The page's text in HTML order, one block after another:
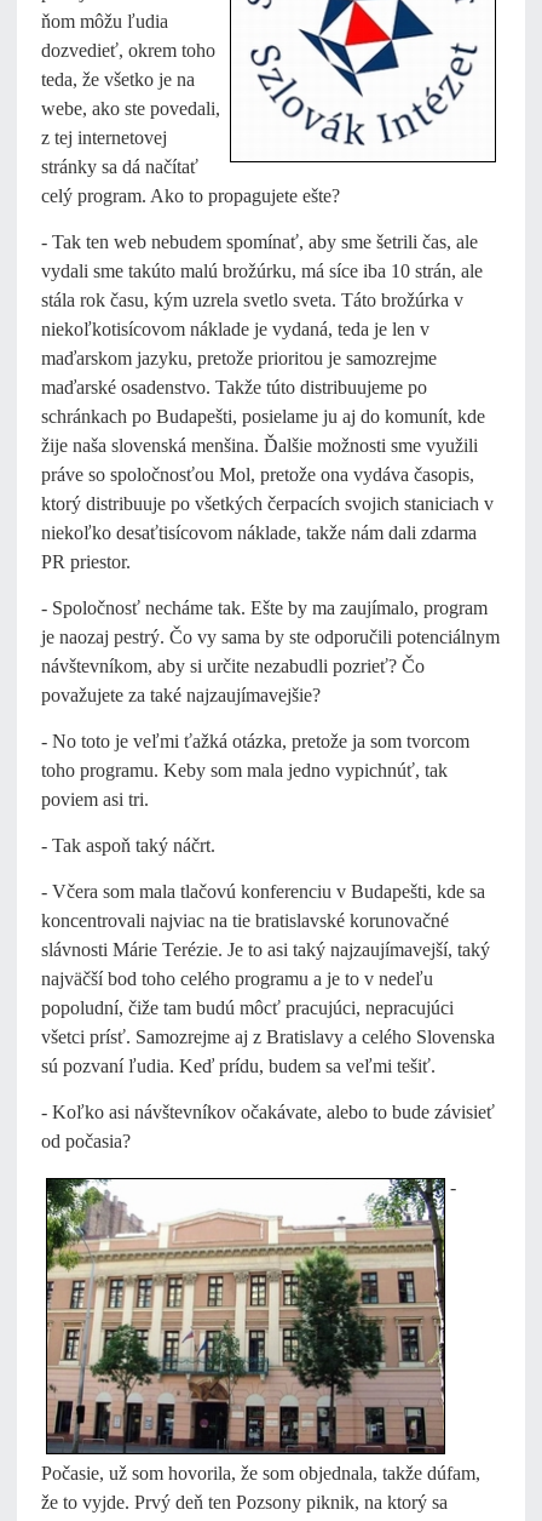
ňom môžu ľudia
dozvedieť, okrem toho
teda, že všetko je na
webe, ako ste povedali,
z tej internetovej
stránky sa dá načítať
celý program. Ako to propagujete ešte?
- Tak ten web nebudem spomínať, aby sme šetrili čas, ale
vydali sme takúto malú brožúrku, má síce iba 10 strán, ale
stála rok času, kým uzrela svetlo sveta. Táto brožúrka v
niekoľkotisícovom náklade je vydaná, teda je len v
maďarskom jazyku, pretože prioritou je samozrejme
maďarské osadenstvo. Takže túto distribuujeme po
schránkach po Budapešti, posielame ju aj do komunít, kde
žije naša slovenská menšina. Ďalšie možnosti sme využili
práve so spoločnosťou Mol, pretože ona vydáva časopis,
ktorý distribuuje po všetkých čerpacích svojich staniciach v
niekoľko desaťtisícovom náklade, takže nám dali zdarma
PR priestor.
- Spoločnosť necháme tak. Ešte by ma zaujímalo, program
je naozaj pestrý. Čo vy sama by ste odporučili potenciálnym
návštevníkom, aby si určite nezabudli pozrieť? Čo
považujete za také najzaujímavejšie?
- No toto je veľmi ťažká otázka, pretože ja som tvorcom
toho programu. Keby som mala jedno vypichnúť, tak
poviem asi tri.
- Tak aspoň taký náčrt.
- Včera som mala tlačovú konferenciu v Budapešti, kde sa
koncentrovali najviac na tie bratislavské korunovačné
slávnosti Márie Terézie. Je to asi taký najzaujímavejší, taký
najväčší bod toho celého programu a je to v nedeľu
popoludní, čiže tam budú môcť pracujúci, nepracujúci
všetci prísť. Samozrejme aj z Bratislavy a celého Slovenska
sú pozvaní ľudia. Keď prídu, budem sa veľmi tešiť.
- Koľko asi návštevníkov očakávate, alebo to bude závisieť
od počasia?
-
Počasie, už som hovorila, že som objednala, takže dúfam,
že to vyjde. Prvý deň ten Pozsony piknik, na ktorý sa